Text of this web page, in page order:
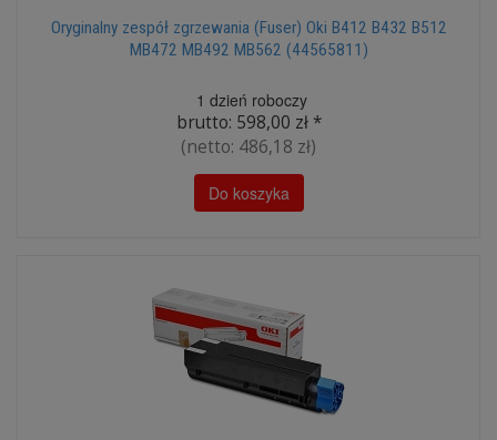
Oryginalny zespół zgrzewania (Fuser) Oki B412 B432 B512
MB472 MB492 MB562 (44565811)
1 dzień roboczy
brutto: 598,00 zł*
(netto: 486,18 zł)
Do koszyka